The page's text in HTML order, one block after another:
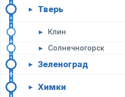
▸ Тверь
▸ Клин
▸ Солнечногорск
▸ Зеленоград
▸ Химки